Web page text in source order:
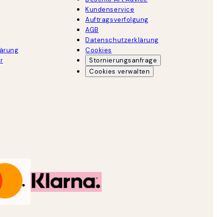
Kundenservice
Auftragsverfolgung
AGB
Datenschutzerklärung
Cookies
Stornierungsanfrage
Cookies verwalten